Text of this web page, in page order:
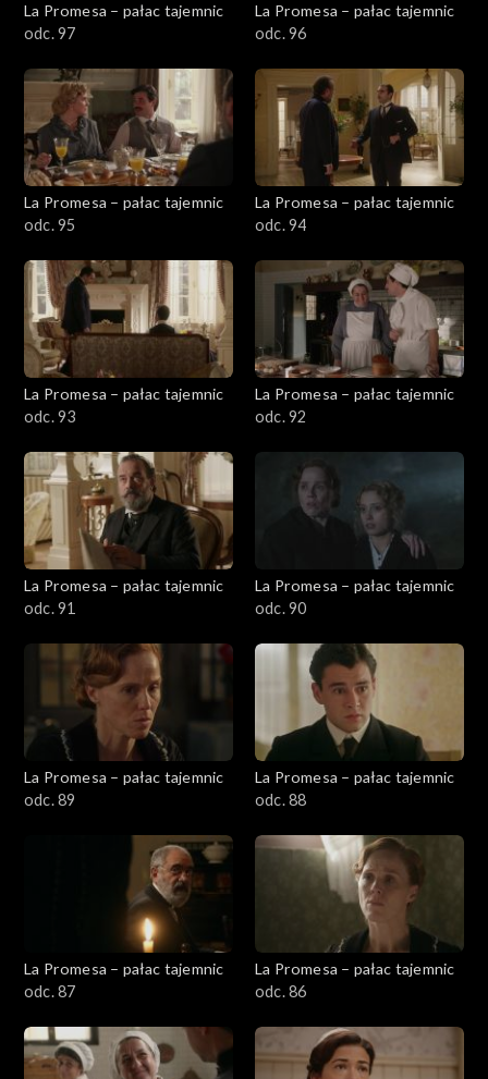
La Promesa – pałac tajemnic
odc. 97
La Promesa – pałac tajemnic
odc. 96
La Promesa – pałac tajemnic
odc. 95
La Promesa – pałac tajemnic
odc. 94
La Promesa – pałac tajemnic
odc. 93
La Promesa – pałac tajemnic
odc. 92
La Promesa – pałac tajemnic
odc. 91
La Promesa – pałac tajemnic
odc. 90
La Promesa – pałac tajemnic
odc. 89
La Promesa – pałac tajemnic
odc. 88
La Promesa – pałac tajemnic
odc. 87
La Promesa – pałac tajemnic
odc. 86